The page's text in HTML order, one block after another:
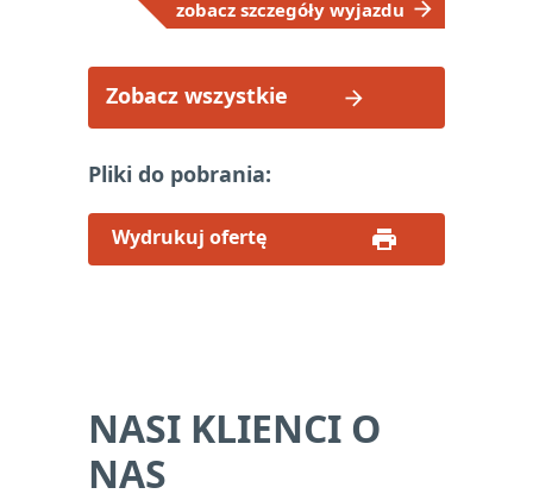
zobacz szczegóły wyjazdu
Zobacz wszystkie
Pliki do pobrania:
Wydrukuj ofertę
NASI KLIENCI O
NAS